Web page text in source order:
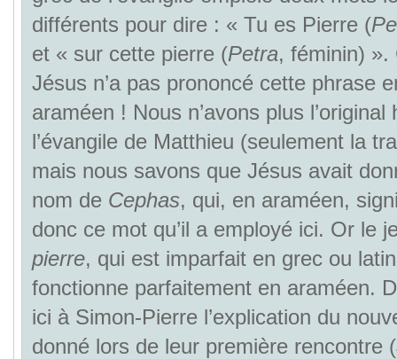
différents pour dire : « Tu es Pierre (
et « sur cette pierre (Petra, féminin) ».
Jésus n’a pas prononcé cette phrase
araméen ! Nous n’avons plus
l’évangile de Matthieu (seulement la
mais nous savons que Jésus avait
nom de Cephas, qui, en araméen,
donc ce mot qu’il a employé ici. Or le
pierre, qui est imparfait en grec ou
fonctionne parfaitement en araméen.
ici à Simon-Pierre l’explication du
donné lors de leur première